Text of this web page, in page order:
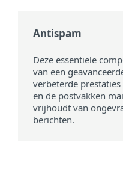
Antispam
Deze essentiële
van een
verbeterde
en de postvakken
vrijhoudt van
berichten.